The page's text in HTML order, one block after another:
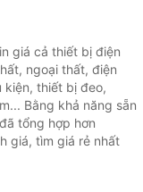
giá cả thiết bị điện
ngoại thất, điện
kiện, thiết bị đeo,
Bằng khả năng sẵn
tổng hợp hơn
giá, tìm giá rẻ nhất